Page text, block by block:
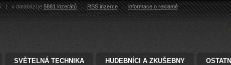
| v databázi je5881 inzerátů | RSS inzerce | informace o reklamě
SVĚTELNÁ TECHNIKA HUDEBNÍCI A ZKUŠEBNY OSTATNÍ